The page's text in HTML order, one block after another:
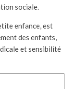
sociale.
enfance, est
des enfants,
et sensibilité